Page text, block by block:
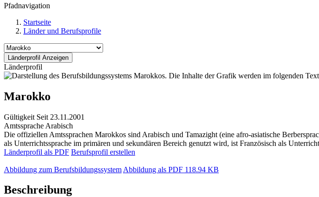
Pfadnavigation
Startseite
Länder und Berufsprofile
Länderprofil
Marokko
Gültigkeit Seit 23.11.2001
Amtssprache Arabisch
Die offiziellen Amtssprachen Marokkos sind Arabisch und Tamazight (eine afro-asiatische
als Unterrichtssprache im primären und sekundären Bereich genutzt wird, ist Französisch als
Länderprofil als PDF Berufsprofil erstellen
Abbildung zum Berufsbildungssystem Abbildung als PDF 118.94 KB
Beschreibung